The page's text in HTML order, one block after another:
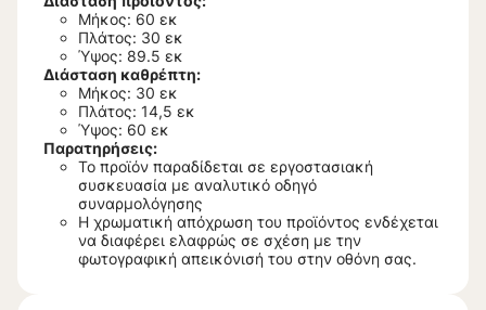
Μήκος: 60 εκ
Πλάτος: 30 εκ
Ύψος: 89.5 εκ
Διάσταση καθρέπτη:
Μήκος: 30 εκ
Πλάτος: 14,5 εκ
Ύψος: 60 εκ
Παρατηρήσεις:
Το προϊόν παραδίδεται σε εργοστασιακή
συσκευασία με αναλυτικό οδηγό
συναρμολόγησης
Η χρωματική απόχρωση του προϊόντος ενδέχεται
να διαφέρει ελαφρώς σε σχέση με την
φωτογραφική απεικόνισή του στην οθόνη σας.